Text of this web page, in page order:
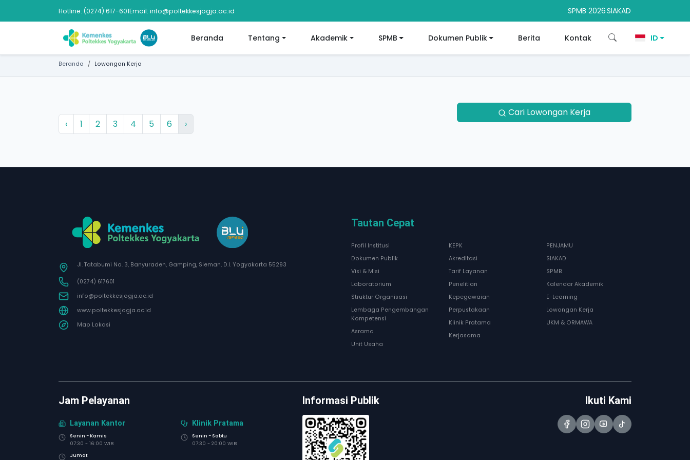
Hotline: (0274) 617-601Email: info@poltekkesjogja.ac.id SPMB 2026SIAKAD
Beranda Tentang Akademik SPMB Dokumen Publik Berita Kontak ID
Beranda Lowongan Kerja
‹ 1 2 3 4 5 6 ›
Cari Lowongan Kerja
Jl. Tatabumi No. 3, Banyuraden, Gamping, Sleman, D.I. Yogyakarta 55293
(0274) 617601
info@poltekkesjogja.ac.id
www.poltekkesjogja.ac.id
Map Lokasi
Tautan Cepat
Profil Institusi
Dokumen Publik
Visi & Misi
Laboratorium
Struktur Organisasi
Lembaga Pengembangan
Kompetensi
Asrama
Unit Usaha
KEPK
Akreditasi
Tarif Layanan
Penelitian
Kepegawaian
Perpustakaan
Klinik Pratama
Kerjasama
PENJAMU
SIAKAD
SPMB
Kalendar Akademik
E-Learning
Lowongan Kerja
UKM & ORMAWA
Jam Pelayanan
Layanan Kantor
Senin - Kamis
07:30 - 16:00 WIB
Jumat
Klinik Pratama
Senin - Sabtu
07:30 - 20:00 WIB
Informasi Publik Ikuti Kami